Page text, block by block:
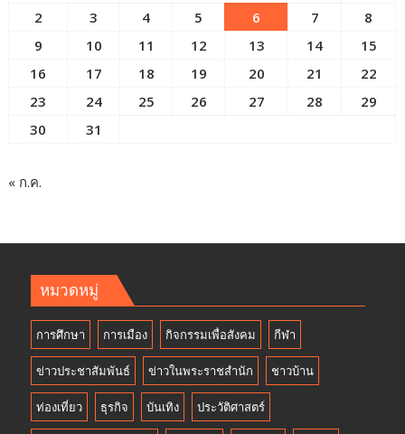
2
3 4 5 6 7
8
9
10 11 12 13 14
15
16
17 18 19 20 21
22
23
24 25 26 27 28
29
30
31
« ก.ค.
หมวดหมู่
การศึกษา การเมือง กิจกรรมเพื่อสังคม กีฬา
ข่าวประชาสัมพันธ์ ข่าวในพระราชสำนัก ชาวบ้าน
ท่องเที่ยว ธุรกิจ บันเทิง ประวัติศาสตร์